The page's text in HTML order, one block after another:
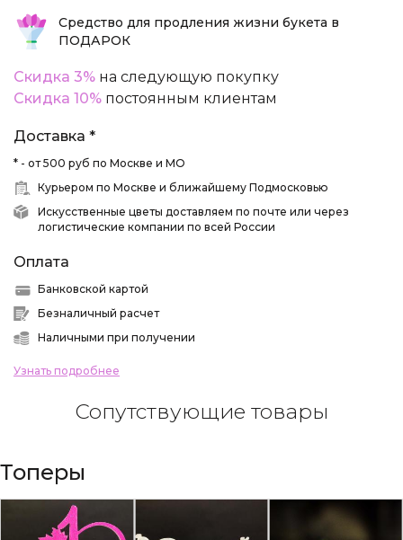
Средство для продления жизни букета в
ПОДАРОК
Скидка 3% на следующую покупку
Скидка 10% постоянным клиентам
Доставка *
* - от 500 руб по Москве и МО
Курьером по Москве и ближайшему Подмосковью
Искусственные цветы доставляем по почте или через
логистические компании по всей России
Оплата
Банковской картой
Безналичный расчет
Наличными при получении
Узнать подробнее
Сопутствующие товары
Топеры